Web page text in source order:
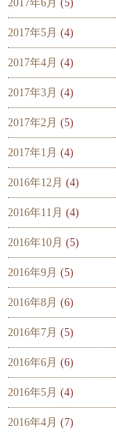
2017年6月 (5)
2017年5月 (4)
2017年4月 (4)
2017年3月 (4)
2017年2月 (5)
2017年1月 (4)
2016年12月 (4)
2016年11月 (4)
2016年10月 (5)
2016年9月 (5)
2016年8月 (6)
2016年7月 (5)
2016年6月 (6)
2016年5月 (4)
2016年4月 (7)